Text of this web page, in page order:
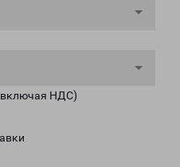
НДС)